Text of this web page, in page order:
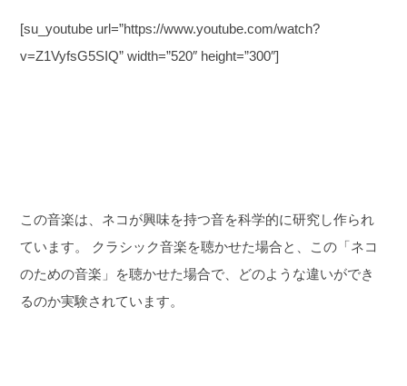
[su_youtube url=”https://www.youtube.com/watch?
v=Z1VyfsG5SIQ” width=”520″ height=”300″]
この音楽は、ネコが興味を持つ音を科学的に研究し作られ
ています。
クラシック音楽を聴かせた場合と、この「ネコ
のための音楽」を聴かせた場合で、どのような違いができ
るのか実験されています。